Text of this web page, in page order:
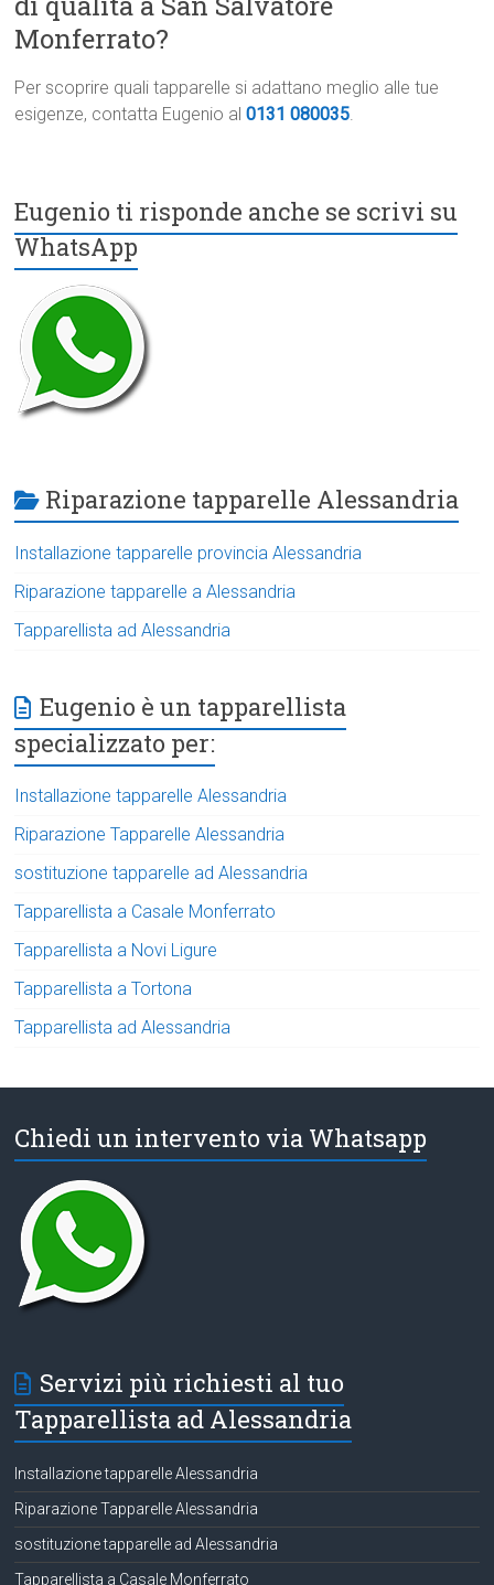
Monferrato?
Per scoprire quali tapparelle si adattano meglio alle tue
esigenze, contatta Eugenio al0131 080035.
Eugenio ti risponde anche se scrivi su
WhatsApp
Riparazione tapparelle Alessandria
Installazione tapparelle provincia Alessandria
Riparazione tapparelle a Alessandria
Tapparellista ad Alessandria
Eugenio è un tapparellista
specializzato per:
Installazione tapparelle Alessandria
Riparazione Tapparelle Alessandria
sostituzione tapparelle ad Alessandria
Tapparellista a Casale Monferrato
Tapparellista a Novi Ligure
Tapparellista a Tortona
Tapparellista ad Alessandria
Chiedi un intervento via Whatsapp
Servizi più richiesti al tuo
Tapparellista ad Alessandria
Installazione tapparelle Alessandria
Riparazione Tapparelle Alessandria
sostituzione tapparelle ad Alessandria
Tapparellista a Casale Monferrato